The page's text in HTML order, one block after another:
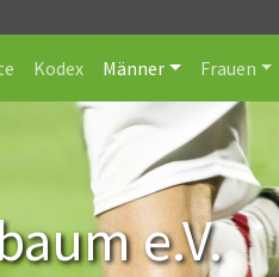
Kodex Männer Frauen
e.V.